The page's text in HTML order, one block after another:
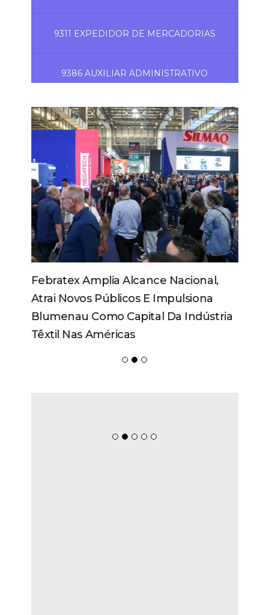
9311 EXPEDIDOR DE MERCADORIAS
9386 AUXILIAR ADMINISTRATIVO
Febratex Amplia Alcance Nacional,
Atrai Novos Públicos E Impulsiona
Blumenau Como Capital Da Indústria
Têxtil Nas Américas